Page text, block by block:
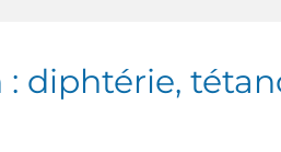
diphtérie,